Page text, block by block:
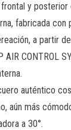
y
fabricada
a partir
AIR CONTROL
auténtico
aún más
a 30°.